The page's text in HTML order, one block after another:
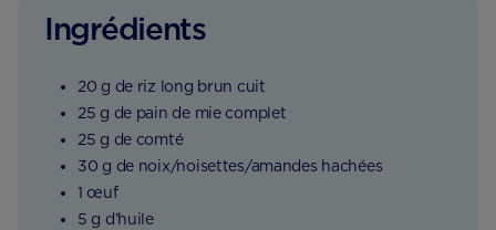
Ingrédients
20 g de riz long brun cuit
25 g de pain de mie complet
25 g de comté
30 g de noix/noisettes/amandes hachées
1 œuf
5 g d’huile